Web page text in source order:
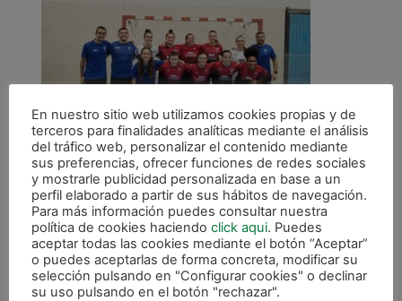
ANTERIOR
El Lacturale Orvina pasa de ronda en la Copa Navarra femenina
En nuestro sitio web utilizamos cookies propias y de
terceros para finalidades analíticas mediante el análisis
del tráfico web, personalizar el contenido mediante
sus preferencias, ofrecer funciones de redes sociales
y mostrarle publicidad personalizada en base a un
perfil elaborado a partir de sus hábitos de navegación.
Para más información puedes consultar nuestra
política de cookies haciendo click aqui. Puedes
aceptar todas las cookies mediante el botón “Aceptar”
o puedes aceptarlas de forma concreta, modificar su
selección pulsando en "Configurar cookies" o declinar
su uso pulsando en el botón "rechazar".